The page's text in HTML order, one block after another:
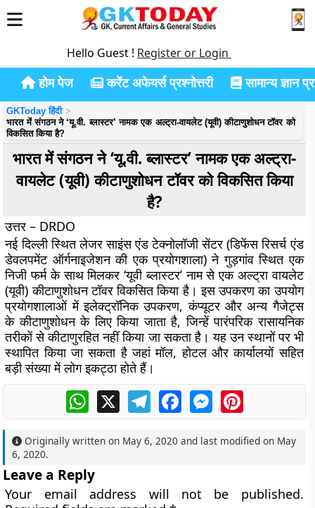
Hello Guest ! Register or Login
होम पेज करेंट अफेयर्स प्रश्नोत्तरी सामान्य ज्ञान
GKToday हिंदी
भारत में संगठन ने ‘यू.वी. ब्लास्टर’ नामक एक अल्ट्रा-वायलेट (यूवी) कीटाणुशोधन टॉवर को
विकसित किया है?
भारत में संगठन ने ‘यू.वी. ब्लास्टर’ नामक एक अल्ट्रा-
वायलेट (यूवी) कीटाणुशोधन टॉवर को विकसित किया
है?
उत्तर – DRDO
नई दिल्ली स्थित लेजर साइंस एंड टेक्नोलॉजी सेंटर (डिफेंस रिसर्च एंड
डेवलपमेंट ऑर्गनाइजेशन की एक प्रयोगशाला) ने गुड़गांव स्थित एक
निजी फर्म के साथ मिलकर ‘यूवी ब्लास्टर’ नाम से एक अल्ट्रा वायलेट
(यूवी) कीटाणुशोधन टॉवर विकसित किया है। इस उपकरण का उपयोग
प्रयोगशालाओं में इलेक्ट्रॉनिक उपकरण, कंप्यूटर और अन्य गैजेट्स
के कीटाणुशोधन के लिए किया जाता है, जिन्हें पारंपरिक रासायनिक
तरीकों से कीटाणुरहित नहीं किया जा सकता है। यह उन स्थानों पर भी
स्थापित किया जा सकता है जहां मॉल, होटल और कार्यालयों सहित
बड़ी संख्या में लोग इकट्ठा होते हैं।
WhatsApp
X TelegramFacebookMessengerPinterest
Originally written on May 6, 2020 and last modified on May
6, 2020.
Leave a Reply
Your email address will not be published.